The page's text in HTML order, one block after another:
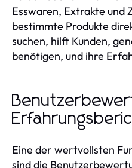
Esswaren, Extrakte und
bestimmte Produkte
suchen, hilft Kunden,
benötigen, und ihre
Eine der wertvollsten
sind die